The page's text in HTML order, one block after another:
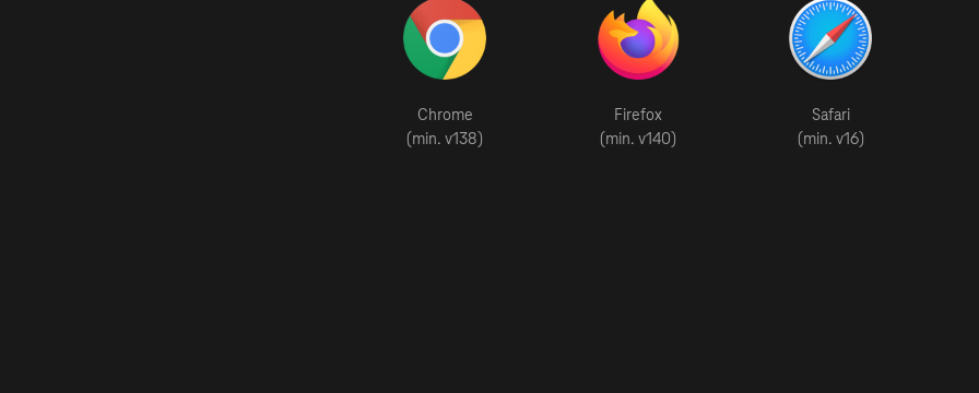
Chrome
(min. v138)
Firefox
(min. v140)
Safari
(min. v16)